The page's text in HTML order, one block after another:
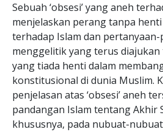
Sebuah ‘obsesi’ yang aneh
menjelaskan perang tanpa
terhadap Islam dan
menggelitik yang terus
yang tiada henti dalam
konstitusional di dunia Muslim.
penjelasan atas ‘obsesi’ aneh
pandangan Islam tentang Akhir
khususnya, pada nubuat-